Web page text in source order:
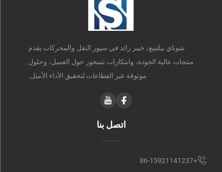
شوناي بيلتينغ، خبير رائد في سيور النقل والمحركات يقدم
منتجات عالية الجودة، وابتكارات تتمحور حول العميل، وحلول
موثوقة عبر القطاعات لتحقيق الأداء الأمثل.
اتصل بنا
+86-15921141237